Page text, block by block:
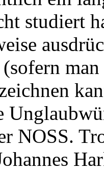
studiert
NOSS.